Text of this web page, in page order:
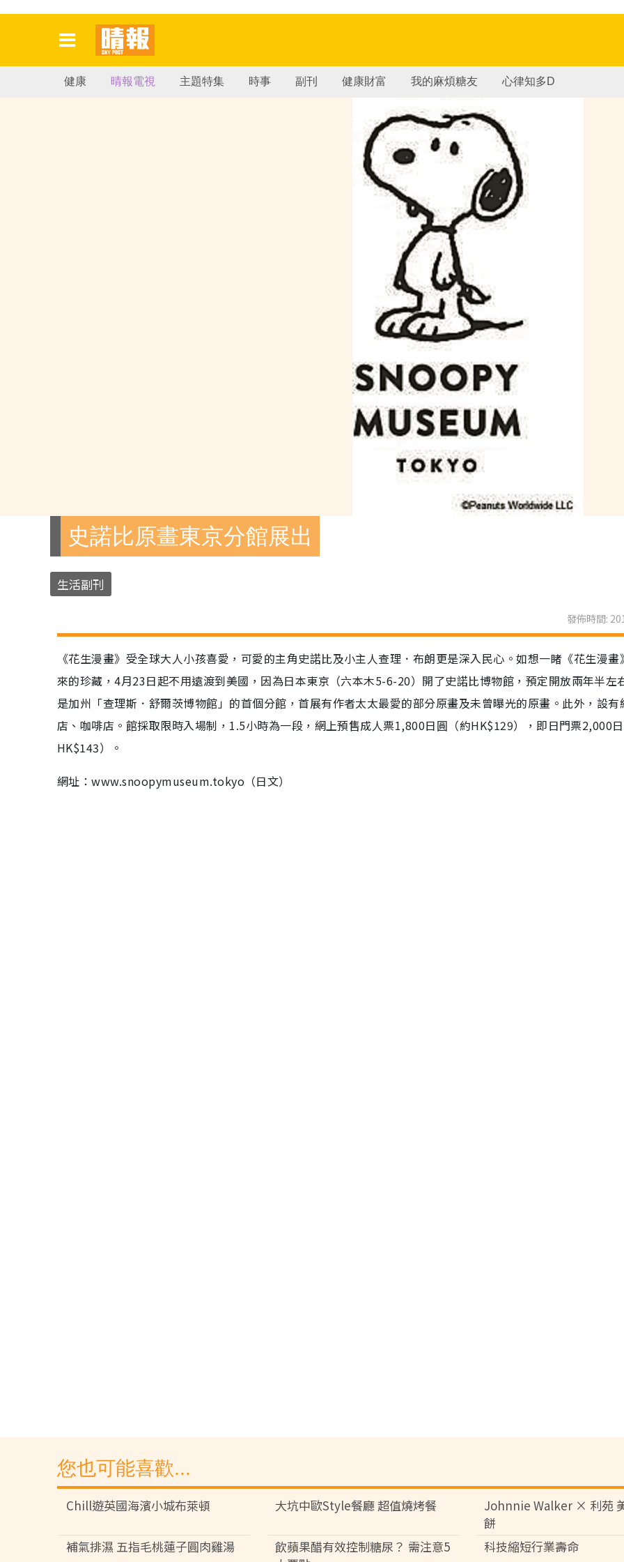
健康 晴報電視 主題特集 時事 副刊 健康財富 我的麻煩糖友 心律知多D
史諾比原畫東京分館展出
生活副刊
發佈時間:
《花生漫畫》受全球大人小孩喜愛，可愛的主角史諾比及小主人查理．布朗更是深入民心。如想一睹《花生漫畫
來的珍藏，4月23日起不用遠渡到美國，因為日本東京（六本木5-6-20）開了史諾比博物館，預定開放兩年半左
是加州「查理斯．舒爾茨博物館」的首個分館，首展有作者太太最愛的部分原畫及未曾曝光的原畫。此外，設有
店、咖啡店。館採取限時入場制，1.5小時為一段，網上預售成人票1,800日圓（約HK$129），即日門票2,000
HK$143）。
網址：www.snoopymuseum.tokyo（日文）
您也可能喜歡...
Chill遊英國海濱小城布萊頓 大坑中歐Style餐廳 超值燒烤餐
Johnnie Walker × 利苑
餅
補氣排濕 五指毛桃蓮子圓肉雞湯
飲蘋果醋有效控制糖尿？ 需注意5
科技縮短行業壽命